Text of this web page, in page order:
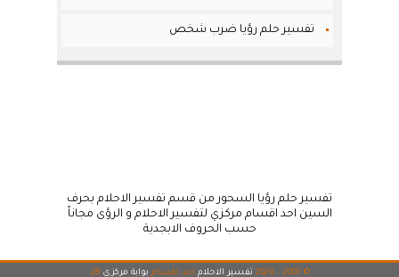
تفسير حلم رؤيا ضرب شخص
تفسير حلم رؤيا السحور من قسم تفسير الاحلام بحرف
السين احد اقسام مركزي لتفسير الاحلام و الرؤى مجاناً
حسب الحروف الابجدية
© 2007 - 2026 تفسير الاحلام احد اقسام بوابة مركزي 28